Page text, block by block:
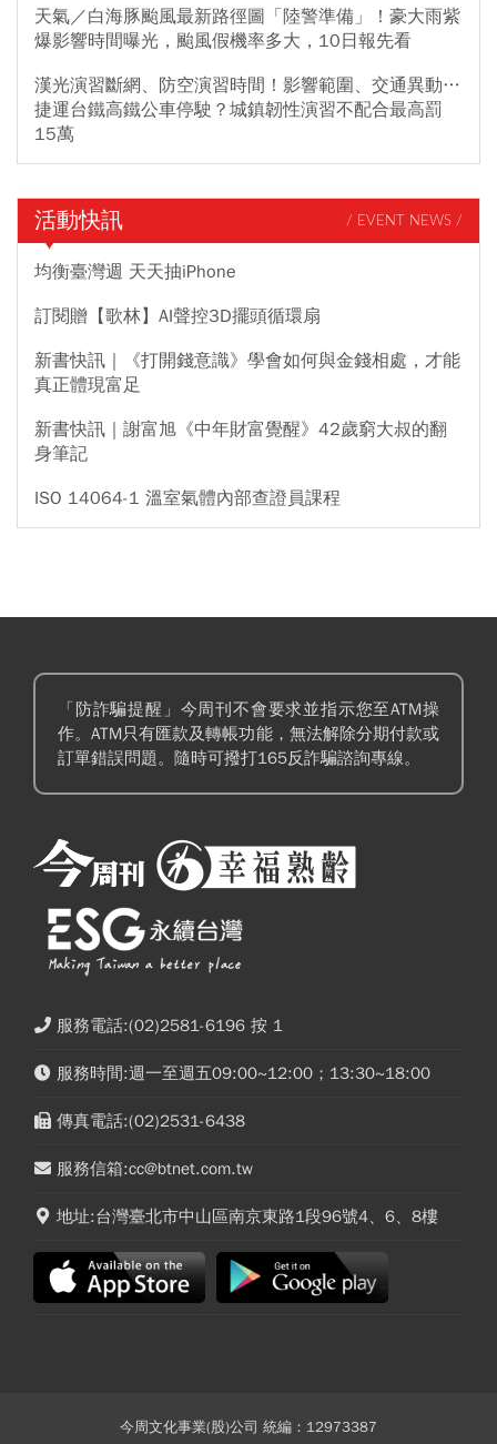
天氣／白海豚颱風最新路徑圖「陸警準備」！豪大雨紫
爆影響時間曝光，颱風假機率多大，10日報先看
漢光演習斷網、防空演習時間！影響範圍、交通異動…
捷運台鐵高鐵公車停駛？城鎮韌性演習不配合最高罰
15萬
活動快訊 / EVENT NEWS /
均衡臺灣週 天天抽iPhone
訂閱贈【歌林】AI聲控3D擺頭循環扇
新書快訊｜《打開錢意識》學會如何與金錢相處，才能
真正體現富足
新書快訊｜謝富旭《中年財富覺醒》42歲窮大叔的翻
身筆記
ISO 14064-1 溫室氣體內部查證員課程
「防詐騙提醒」今周刊不會要求並指示您至ATM操
作。ATM只有匯款及轉帳功能，無法解除分期付款或
訂單錯誤問題。隨時可撥打165反詐騙諮詢專線。
服務電話:(02)2581-6196 按 1
服務時間:週一至週五09:00~12:00；13:30~18:00
傳真電話:(02)2531-6438
服務信箱:cc@btnet.com.tw
地址:台灣臺北市中山區南京東路1段96號4、6、8樓
今周文化事業(股)公司 統編：12973387